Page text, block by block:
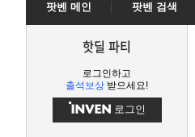
팟벤 메인 팟벤 검색
핫딜 파티
로그인하고
출석보상 받으세요!
로그인